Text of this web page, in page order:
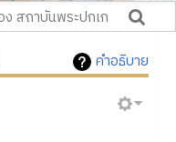
คำอธิบาย